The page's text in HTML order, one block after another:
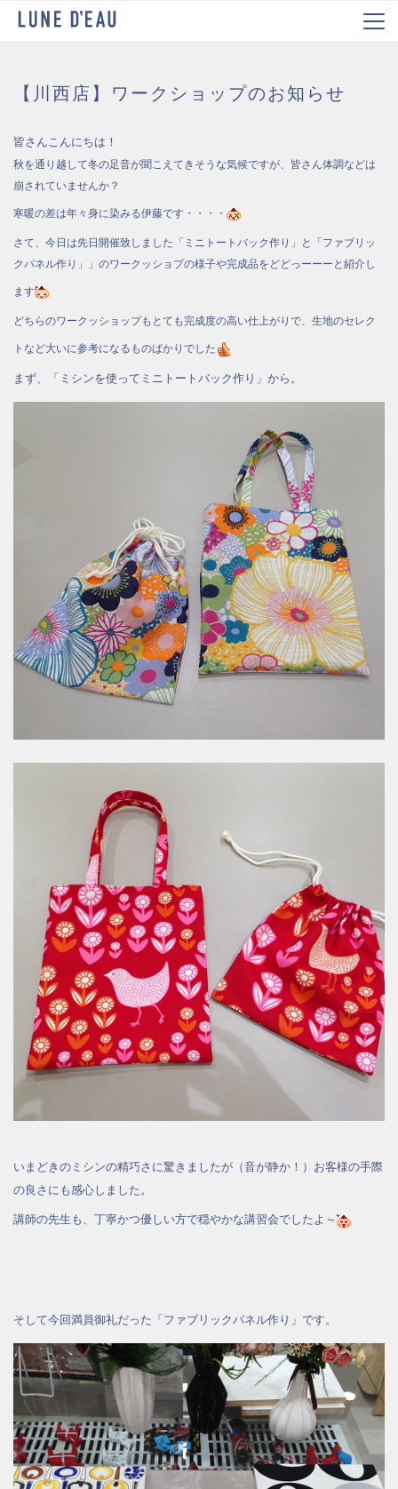
【川西店】ワークショップのお知らせ
皆さんこんにちは！
秋を通り越して冬の足音が聞こえてきそうな気候ですが、皆さん体調などは
崩されていませんか？
寒暖の差は年々身に染みる伊藤です・・・・
さて、今日は先日開催致しました「ミニトートバック作り」と「ファブリッ
クパネル作り」」のワークッショプの様子や完成品をどどっーーーと紹介し
ます
どちらのワークッショップもとても完成度の高い仕上がりで、生地のセレク
トなど大いに参考になるものばかりでした
まず、「ミシンを使ってミニトートバック作り」から。
いまどきのミシンの精巧さに驚きましたが（音が静か！）お客様の手際
の良さにも感心しました。
講師の先生も、丁寧かつ優しい方で穏やかな講習会でしたよ～
そして今回満員御礼だった「ファブリックパネル作り」です。